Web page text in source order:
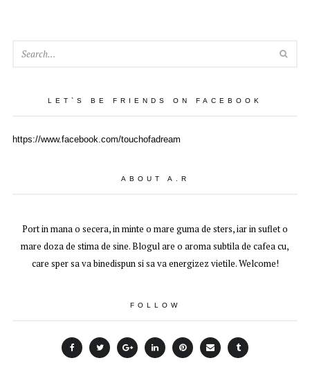
LET`S BE FRIENDS ON FACEBOOK
https://www.facebook.com/touchofadream
ABOUT A.R
Port in mana o secera, in minte o mare guma de sters, iar in suflet o
mare doza de stima de sine. Blogul are o aroma subtila de cafea cu,
care sper sa va binedispun si sa va energizez vietile. Welcome!
FOLLOW